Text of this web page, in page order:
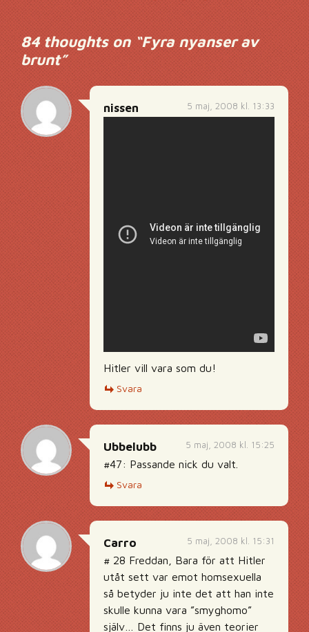
84 thoughts on “Fyra nyanser av
brunt”
5 maj, 2008 kl. 13:33
nissen
Hitler vill vara som du!
Svara
5 maj, 2008 kl. 15:25
Ubbelubb
#47: Passande nick du valt.
Svara
5 maj, 2008 kl. 15:31
Carro
# 28 Freddan, Bara för att Hitler
utåt sett var emot homsexuella
så betyder ju inte det att han inte
skulle kunna vara ”smyghomo”
själv… Det finns ju även teorier